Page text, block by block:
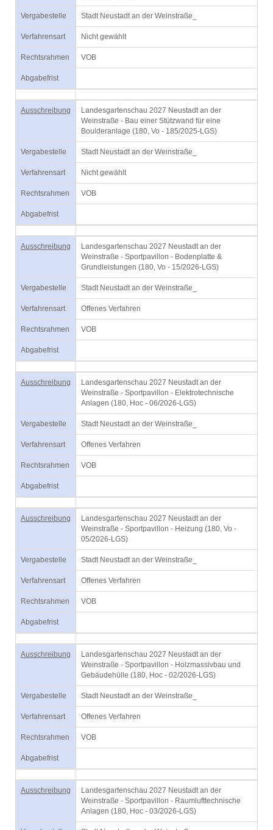
Vergabestelle Stadt Neustadt an der Weinstraße_
Verfahrensart Nicht gewählt
Rechtsrahmen VOB
Abgabefrist
Ausschreibung
Landesgartenschau 2027 Neustadt an der
Weinstraße - Bau einer Stützwand für eine
Boulderanlage (180, Vo - 185/2025-LGS)
Vergabestelle Stadt Neustadt an der Weinstraße_
Verfahrensart Nicht gewählt
Rechtsrahmen VOB
Abgabefrist
Ausschreibung
Landesgartenschau 2027 Neustadt an der
Weinstraße - Sportpavillon - Bodenplatte &
Grundleistungen (180, Vo - 15/2026-LGS)
Vergabestelle Stadt Neustadt an der Weinstraße_
Verfahrensart Offenes Verfahren
Rechtsrahmen VOB
Abgabefrist
Ausschreibung
Landesgartenschau 2027 Neustadt an der
Weinstraße - Sportpavillon - Elektrotechnische
Anlagen (180, Hoc - 06/2026-LGS)
Vergabestelle Stadt Neustadt an der Weinstraße_
Verfahrensart Offenes Verfahren
Rechtsrahmen VOB
Abgabefrist
Ausschreibung
Landesgartenschau 2027 Neustadt an der
Weinstraße - Sportpavillon - Heizung (180, Vo -
05/2026-LGS)
Vergabestelle Stadt Neustadt an der Weinstraße_
Verfahrensart Offenes Verfahren
Rechtsrahmen VOB
Abgabefrist
Ausschreibung
Landesgartenschau 2027 Neustadt an der
Weinstraße - Sportpavillon - Holzmassivbau und
Gebäudehülle (180, Hoc - 02/2026-LGS)
Vergabestelle Stadt Neustadt an der Weinstraße_
Verfahrensart Offenes Verfahren
Rechtsrahmen VOB
Abgabefrist
Ausschreibung
Landesgartenschau 2027 Neustadt an der
Weinstraße - Sportpavillon - Raumlufttechnische
Anlagen (180, Hoc - 03/2026-LGS)